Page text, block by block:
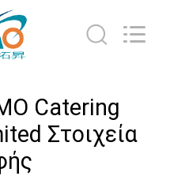
Catering
Στοιχεία